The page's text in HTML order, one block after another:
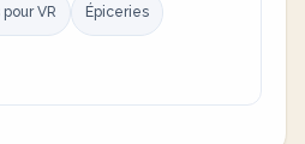
VR Épiceries